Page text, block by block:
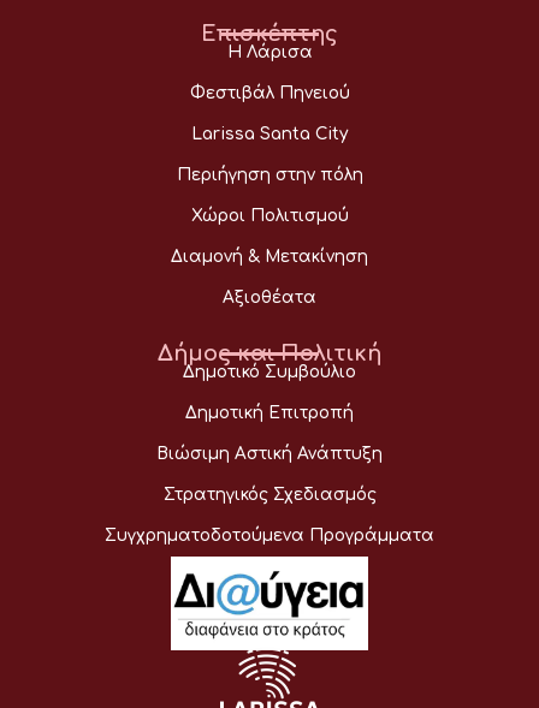
Επισκέπτης
Η Λάρισα
Φεστιβάλ Πηνειού
Larissa Santa City
Περιήγηση στην πόλη
Χώροι Πολιτισμού
Διαμονή & Μετακίνηση
Αξιοθέατα
Δήμος και Πολιτική
Δημοτικό Συμβούλιο
Δημοτική Επιτροπή
Βιώσιμη Αστική Ανάπτυξη
Στρατηγικός Σχεδιασμός
Συγχρηματοδοτούμενα Προγράμματα